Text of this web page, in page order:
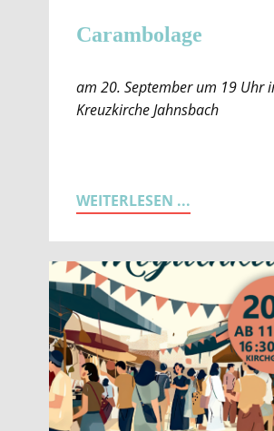
Carambolage
am 20. September um 19 Uhr
Kreuzkirche Jahnsbach
WEITERLESEN ...